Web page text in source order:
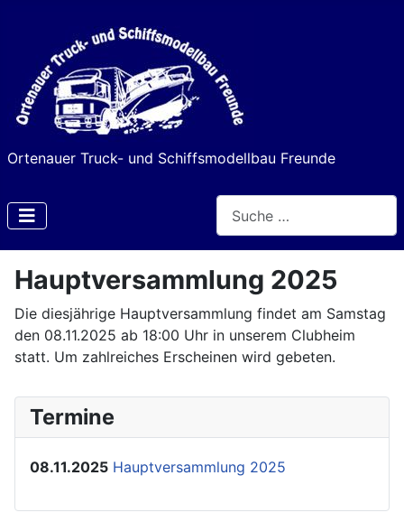
Ortenauer Truck- und Schiffsmodellbau Freunde
Type 2 or more characters
Hauptversammlung 2025
Die diesjährige Hauptversammlung findet am Samstag
den 08.11.2025 ab 18:00 Uhr in unserem Clubheim
statt. Um zahlreiches Erscheinen wird gebeten.
Termine
08.11.2025 Hauptversammlung 2025